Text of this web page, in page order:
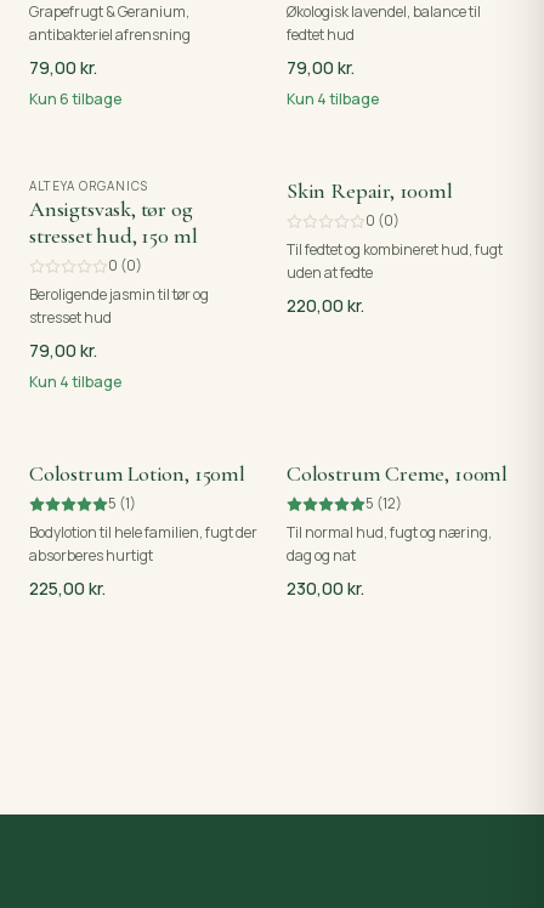
Grapefrugt & Geranium,
antibakteriel afrensning
79,00 kr.
Kun6tilbage
Økologisk lavendel, balance til
fedtet hud
79,00 kr.
Kun 4tilbage
ALTEYA ORGANICS
Ansigtsvask, tør og
stresset hud, 150 ml
0 (0)
Beroligende jasmin til tør og
stresset hud
79,00 kr.
Kun 4tilbage
Skin Repair, 100ml
0 (0)
Til fedtet og kombineret hud, fugt
uden at fedte
220,00 kr.
Colostrum Lotion, 150ml
5 (1)
Bodylotion til hele familien, fugt der
absorberes hurtigt
225,00 kr.
Colostrum Creme, 100ml
5 (12)
Til normal hud, fugt og næring,
dag og nat
230,00 kr.